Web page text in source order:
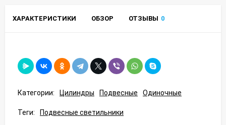
ХАРАКТЕРИСТИКИ ОБЗОР ОТЗЫВЫ 0
Категории: Цилиндры Подвесные Одиночные
Теги: Подвесные светильники